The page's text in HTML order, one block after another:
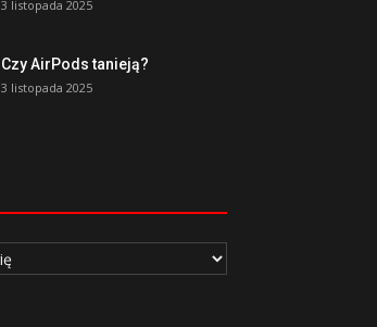
3 listopada 2025
Czy AirPods tanieją?
3 listopada 2025